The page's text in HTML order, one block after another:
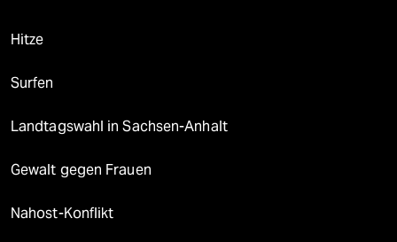
Hitze
Surfen
Landtagswahl in Sachsen-Anhalt
Gewalt gegen Frauen
Nahost-Konflikt